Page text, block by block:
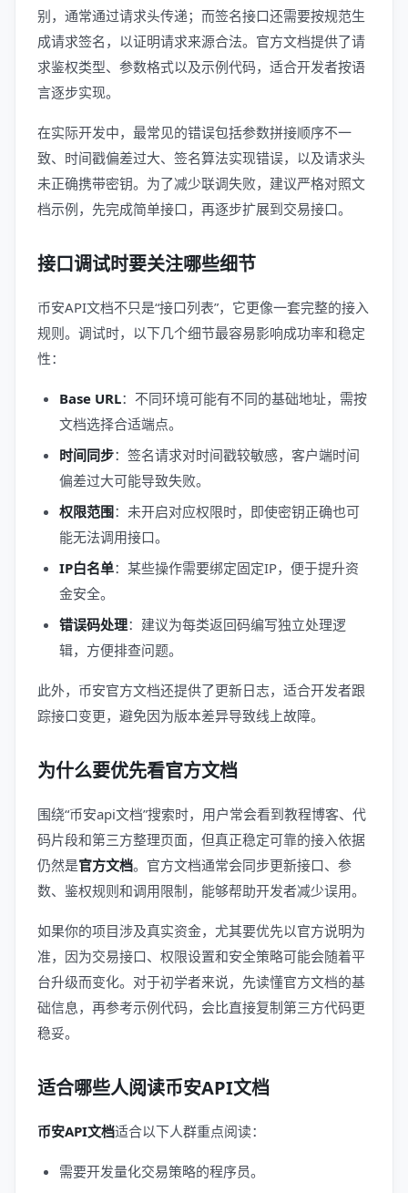
别，通常通过请求头传递；而签名接口还需要按规范生
成请求签名，以证明请求来源合法。官方文档提供了请
求鉴权类型、参数格式以及示例代码，适合开发者按语
言逐步实现。
在实际开发中，最常见的错误包括参数拼接顺序不一
致、时间戳偏差过大、签名算法实现错误，以及请求头
未正确携带密钥。为了减少联调失败，建议严格对照文
档示例，先完成简单接口，再逐步扩展到交易接口。
接口调试时要关注哪些细节
币安API文档不只是“接口列表”，它更像一套完整的接入
规则。调试时，以下几个细节最容易影响成功率和稳定
性：
Base URL：不同环境可能有不同的基础地址，需按
文档选择合适端点。
时间同步：签名请求对时间戳较敏感，客户端时间
偏差过大可能导致失败。
权限范围：未开启对应权限时，即使密钥正确也可
能无法调用接口。
IP白名单：某些操作需要绑定固定IP，便于提升资
金安全。
错误码处理：建议为每类返回码编写独立处理逻
辑，方便排查问题。
此外，币安官方文档还提供了更新日志，适合开发者跟
踪接口变更，避免因为版本差异导致线上故障。
为什么要优先看官方文档
围绕“币安api文档”搜索时，用户常会看到教程博客、代
码片段和第三方整理页面，但真正稳定可靠的接入依据
仍然是官方文档。官方文档通常会同步更新接口、参
数、鉴权规则和调用限制，能够帮助开发者减少误用。
如果你的项目涉及真实资金，尤其要优先以官方说明为
准，因为交易接口、权限设置和安全策略可能会随着平
台升级而变化。对于初学者来说，先读懂官方文档的基
础信息，再参考示例代码，会比直接复制第三方代码更
稳妥。
适合哪些人阅读币安API文档
币安API文档适合以下人群重点阅读：
需要开发量化交易策略的程序员。